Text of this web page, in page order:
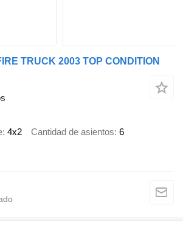
TRUCK 2003 TOP CONDITION
4x2 Cantidad de asientos 6